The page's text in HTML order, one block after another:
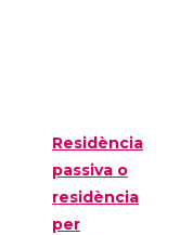
Residència
passiva o
residència
per